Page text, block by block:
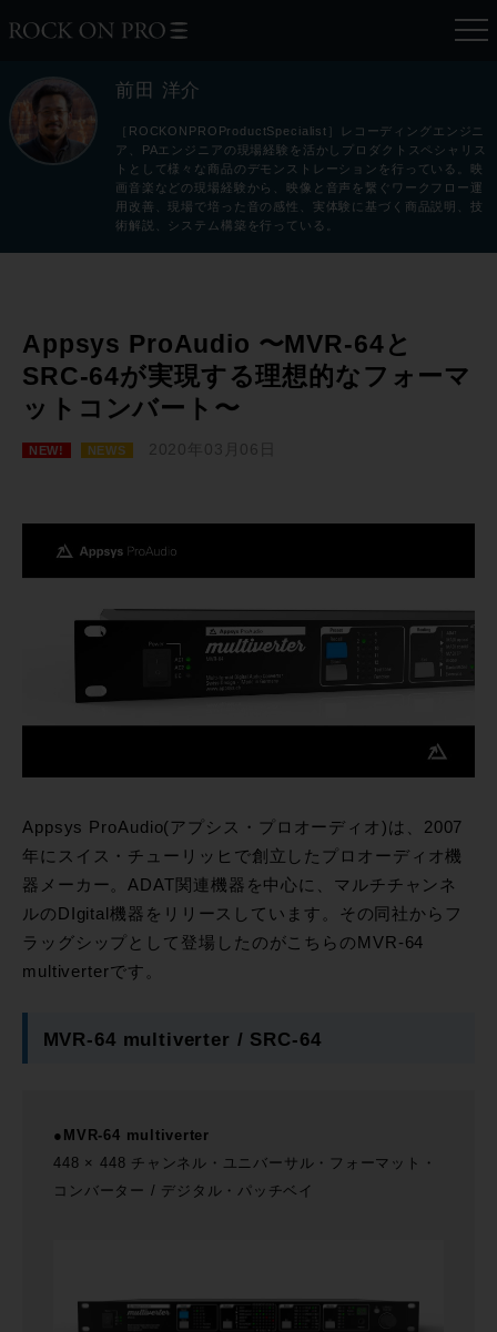
前田 洋介
［ROCKONPROProductSpecialist］レコーディングエンジニ
ア、PAエンジニアの現場経験を活かしプロダクトスペシャリス
トとして様々な商品のデモンストレーションを行っている。映
画音楽などの現場経験から、映像と音声を繋ぐワークフロー運
用改善、現場で培った音の感性、実体験に基づく商品説明、技
術解説、システム構築を行っている。
Appsys ProAudio 〜MVR-64と
SRC-64が実現する理想的なフォーマ
ットコンバート〜
NEW! NEWS 2020年03月06日
Appsys ProAudio(アプシス・プロオーディオ)は、2007
年にスイス・チューリッヒで創立したプロオーディオ機
器メーカー。ADAT関連機器を中心に、マルチチャンネ
ルのDIgital機器をリリースしています。その同社からフ
ラッグシップとして登場したのがこちらのMVR-64
multiverterです。
MVR-64 multiverter / SRC-64
●MVR-64 multiverter
448 × 448 チャンネル・ユニバーサル・フォーマット・
コンバーター / デジタル・パッチベイ